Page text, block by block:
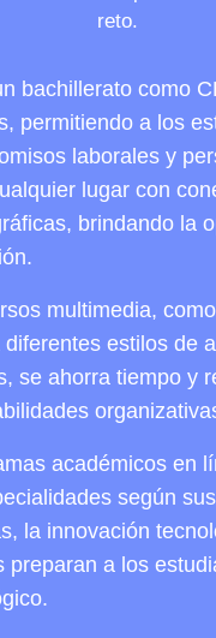
reto.
bachillerato como
permitiendo a los
laborales y
lugar con
brindando la
multimedia,
estilos de
se ahorra tiempo y
académicos en
según
la innovación
preparan a los